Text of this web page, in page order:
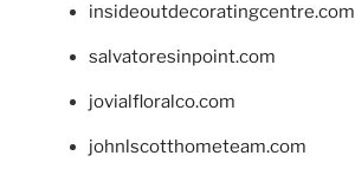
insideoutdecoratingcentre.com
salvatoresinpoint.com
jovialfloralco.com
johnlscotthometeam.com